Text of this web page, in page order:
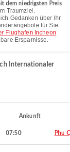
dem niedrigsten Preis
Traumziel.
Gedanken über Ihr
für Sie.
Flughafen Incheon
Ersparnisse.
Internationaler
Ankunft
07:50 Phu